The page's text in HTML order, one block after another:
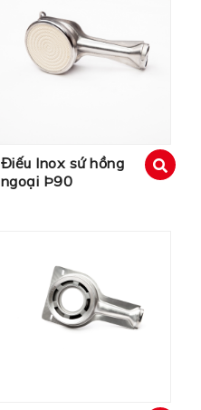
Điếu Inox sứ hồng
ngoại Þ90